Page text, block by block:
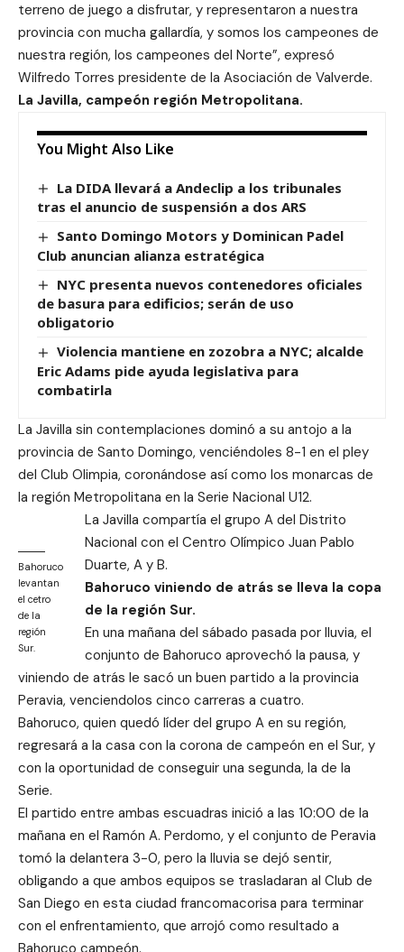
terreno de juego a disfrutar, y representaron a nuestra
provincia con mucha gallardía, y somos los campeones de
nuestra región, los campeones del Norte”, expresó
Wilfredo Torres presidente de la Asociación de Valverde.
La Javilla, campeón región Metropolitana.
You Might Also Like
La DIDA llevará a Andeclip a los tribunales
tras el anuncio de suspensión a dos ARS
Santo Domingo Motors y Dominican Padel
Club anuncian alianza estratégica
NYC presenta nuevos contenedores oficiales
de basura para edificios; serán de uso
obligatorio
Violencia mantiene en zozobra a NYC; alcalde
Eric Adams pide ayuda legislativa para
combatirla
La Javilla sin contemplaciones dominó a su antojo a la
provincia de Santo Domingo, venciéndoles 8-1 en el pley
del Club Olimpia, coronándose así como los monarcas de
la región Metropolitana en la Serie Nacional U12.
Bahoruco
levantan
el cetro
de la
región
Sur.
La Javilla compartía el grupo A del Distrito
Nacional con el Centro Olímpico Juan Pablo
Duarte, A y B.
Bahoruco viniendo de atrás se lleva la copa
de la región Sur.
En una mañana del sábado pasada por lluvia, el
conjunto de Bahoruco aprovechó la pausa, y
viniendo de atrás le sacó un buen partido a la provincia
Peravia, venciendolos cinco carreras a cuatro.
Bahoruco, quien quedó líder del grupo A en su región,
regresará a la casa con la corona de campeón en el Sur, y
con la oportunidad de conseguir una segunda, la de la
Serie.
El partido entre ambas escuadras inició a las 10:00 de la
mañana en el Ramón A. Perdomo, y el conjunto de Peravia
tomó la delantera 3-0, pero la lluvia se dejó sentir,
obligando a que ambos equipos se trasladaran al Club de
San Diego en esta ciudad francomacorisa para terminar
con el enfrentamiento, que arrojó como resultado a
Bahoruco campeón.